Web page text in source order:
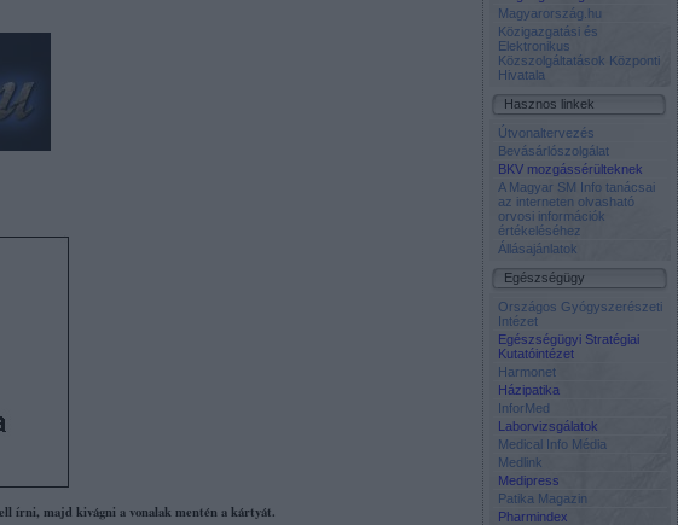
írni, majd kivágni a vonalak mentén a kártyát.
Magyarország.hu
Közigazgatási és
Elektronikus
Közszolgáltatások Központi
Hivatala
Hasznos linkek
Útvonaltervezés
Bevásárlószolgálat
BKV mozgássérülteknek
A Magyar SM Info tanácsai
az interneten olvasható
orvosi információk
értékeléséhez
Állásajánlatok
Egészségügy
Országos Gyógyszerészeti
Intézet
Egészségügyi Stratégiai
Kutatóintézet
Harmonet
Házipatika
InforMed
Laborvizsgálatok
Medical Info Média
Medlink
Medipress
Patika Magazin
Pharmindex